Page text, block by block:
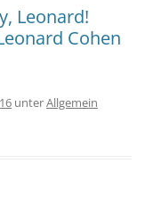
Leonard!
Cohen
unterAllgemein